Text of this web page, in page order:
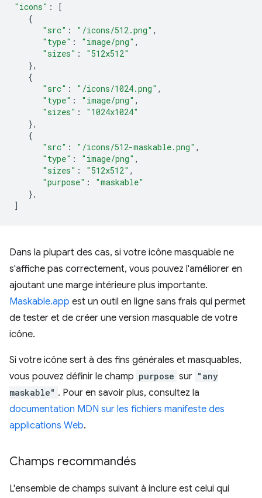
"icons" :
[
{
"src" : "/icons/512.png" ,
"type" : "image/png" ,
"sizes" :
"512x512"
},
{
"src" : "/icons/1024.png" ,
"type" : "image/png" ,
"sizes" :
"1024x1024"
},
{
"src" : "/icons/512-maskable.png" ,
"type" : "image/png" ,
"sizes" : "512x512" ,
"purpose" :
"maskable"
},
]
Dans la plupart des cas, si votre icône masquable ne
s'affiche pas correctement, vous pouvez l'améliorer en
ajoutant une marge intérieure plus importante.
Maskable.app est un outil en ligne sans frais qui permet
de tester et de créer une version masquable de votre
icône.
Si votre icône sert à des fins générales et masquables,
vous pouvez définir le champ purpose sur "any
maskable" . Pour en savoir plus, consultez la
documentation MDN sur les fichiers manifeste des
applications Web.
Champs recommandés
L'ensemble de champs suivant à inclure est celui qui